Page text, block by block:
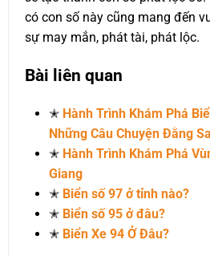
có con số này cũng mang đến
sự may mắn, phát tài, phát lộc.
Bài liên quan
✭ Hành Trình Khám Phá
Những Câu Chuyện Đằng
✭ Hành Trình Khám Phá
Giang
✭ Biển số 97 ở tỉnh nào?
✭ Biển số 95 ở đâu?
✭ Biển Xe 94 Ở Đâu?